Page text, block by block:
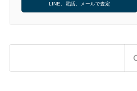
LINE、電話、メールで査定